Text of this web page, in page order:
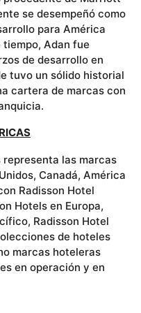
se desempeñó como
para América
Adan fue
de desarrollo en
tuvo un sólido historial
cartera de marcas con
representa las marcas
Canadá, América
Radisson Hotel
Hotels en Europa,
Radisson Hotel
de hoteles
marcas hoteleras
en operación y en